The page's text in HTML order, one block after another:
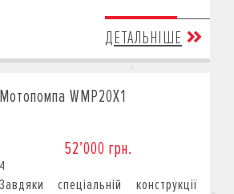
ДЕТАЛЬНІШЕ
Мотопомпа WMP20X1
52’000 грн.
4
Завдяки спеціальній конструкції